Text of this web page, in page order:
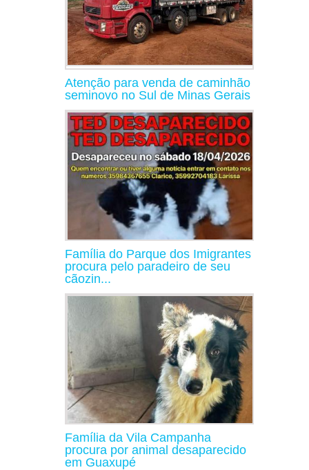
Atenção para venda de caminhão
seminovo no Sul de Minas Gerais
Família do Parque dos Imigrantes
procura pelo paradeiro de seu
cãozin...
Família da Vila Campanha
procura por animal desaparecido
em Guaxupé